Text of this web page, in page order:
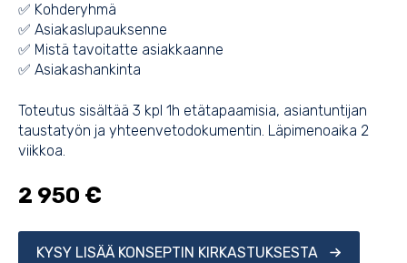
✅ Kohderyhmä
✅ Asiakaslupauksenne
✅ Mistä tavoitatte asiakkaanne
✅ Asiakashankinta
Toteutus sisältää 3 kpl 1h etätapaamisia, asiantuntijan
taustatyön ja yhteenvetodokumentin. Läpimenoaika 2
viikkoa.
2 950 €
KYSY LISÄÄ KONSEPTIN KIRKASTUKSESTA